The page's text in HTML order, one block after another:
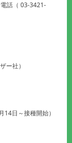
話（ 03-3421-
ー社）
日～接種開始）